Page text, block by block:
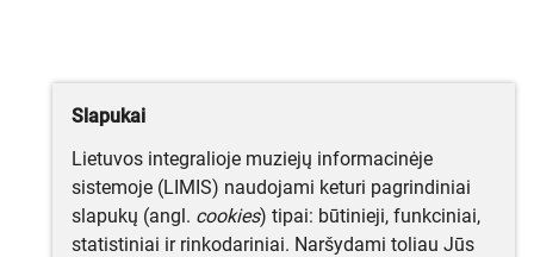
Slapukai
Lietuvos integralioje muziejų informacinėje
sistemoje (LIMIS) naudojami keturi pagrindiniai
slapukų (angl. cookies) tipai: būtinieji, funkciniai,
statistiniai ir rinkodariniai. Naršydami toliau Jūs